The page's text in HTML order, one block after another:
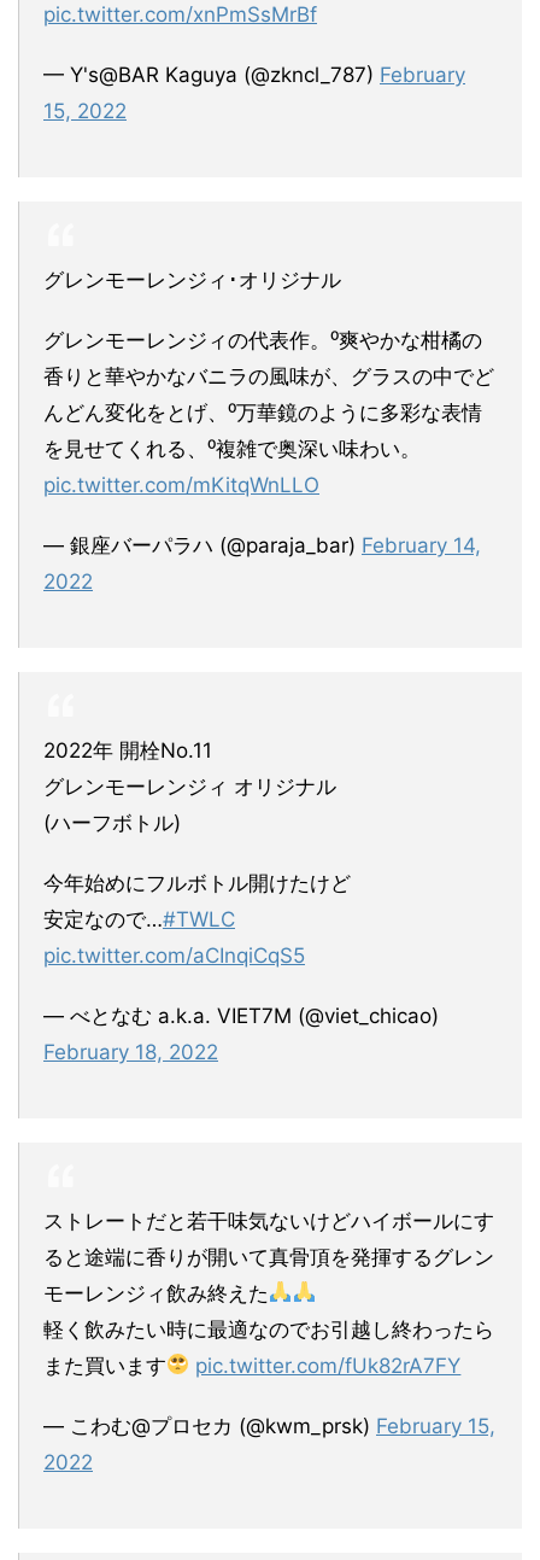
pic.twitter.com/xnPmSsMrBf
— Y's@BAR Kaguya (@zkncl_787) February
15, 2022
グレンモーレンジィ･オリジナル
グレンモーレンジィの代表作。⁰爽やかな柑橘の
香りと華やかなバニラの風味が、グラスの中でど
んどん変化をとげ、⁰万華鏡のように多彩な表情
を見せてくれる、⁰複雑で奥深い味わい。
pic.twitter.com/mKitqWnLLO
— 銀座バーパラハ (@paraja_bar) February 14,
2022
2022年 開栓No.11
グレンモーレンジィ オリジナル
(ハーフボトル)
今年始めにフルボトル開けたけど
安定なので…#TWLC
pic.twitter.com/aCInqiCqS5
— べとなむ a.k.a. VIET7M (@viet_chicao)
February 18, 2022
ストレートだと若干味気ないけどハイボールにす
ると途端に香りが開いて真骨頂を発揮するグレン
モーレンジィ飲み終えた
軽く飲みたい時に最適なのでお引越し終わったら
また買います
pic.twitter.com/fUk82rA7FY
— こわむ@プロセカ (@kwm_prsk) February 15,
2022